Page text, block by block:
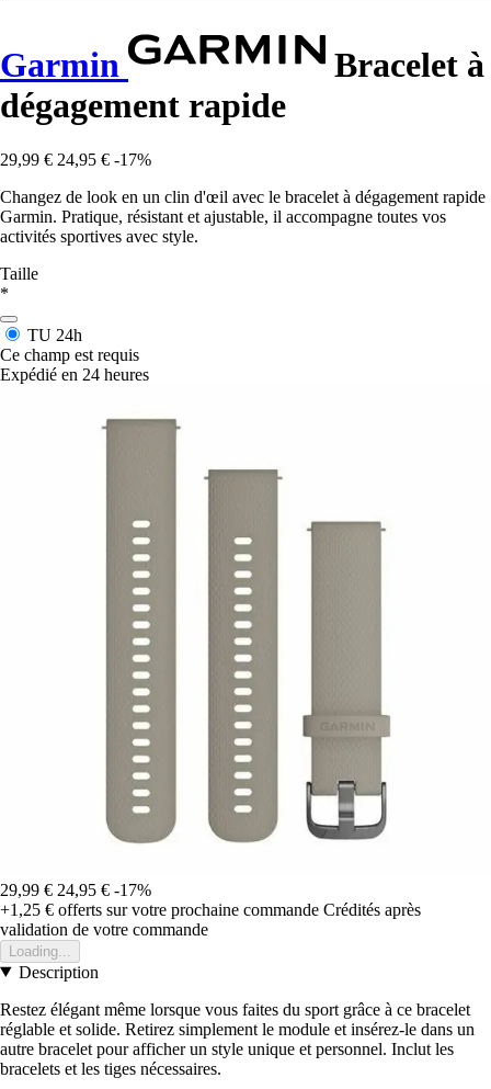
Garmin
Bracelet à
dégagement rapide
29,99 € 24,95 € -17%
Changez de look en un clin d'œil avec le bracelet à dégagement rapide
Garmin. Pratique, résistant et ajustable, il accompagne toutes vos
activités sportives avec style.
Taille
*
TU 24h
Ce champ est requis
Expédié en 24 heures
29,99 € 24,95 € -17%
+1,25 € offerts sur votre prochaine commande Crédités après
validation de votre commande
Loading...
Description
Restez élégant même lorsque vous faites du sport grâce à ce bracelet
réglable et solide. Retirez simplement le module et insérez-le dans un
autre bracelet pour afficher un style unique et personnel. Inclut les
bracelets et les tiges nécessaires.